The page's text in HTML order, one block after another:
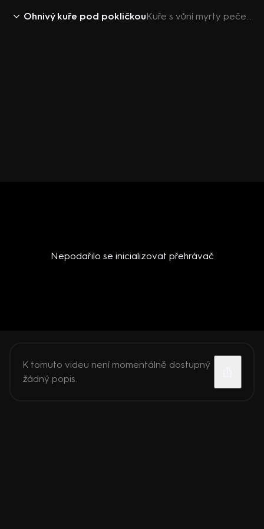
Ohnivý kuře pod pokličkou Kuře s vůní myrty pečené v solné krustě
Nepodařilo se inicializovat přehrávač
K tomuto videu není momentálně dostupný
žádný popis.